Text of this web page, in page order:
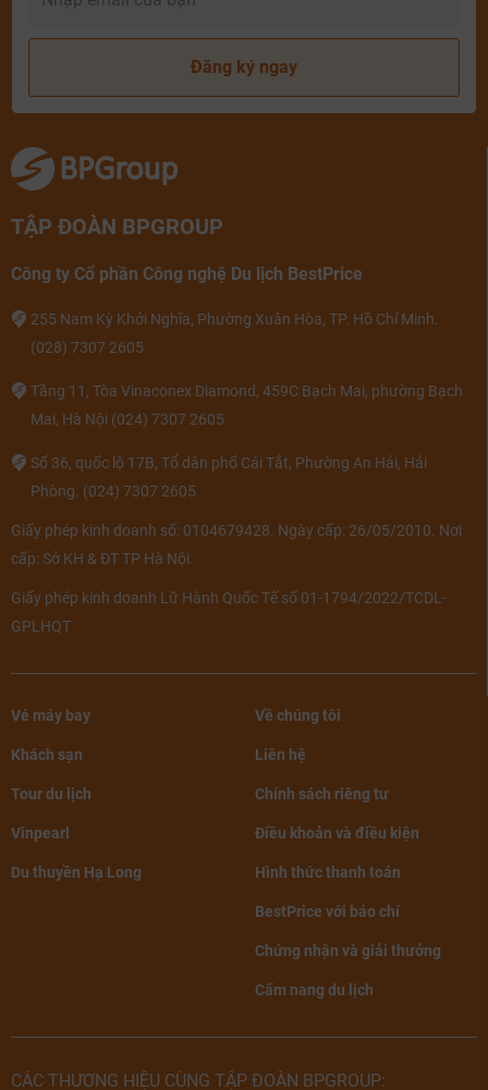
Đăng ký ngay
TẬP ĐOÀN BPGROUP
Công ty Cổ phần Công nghệ Du lịch BestPrice
255 Nam Kỳ Khởi Nghĩa, Phường Xuân Hòa, TP. Hồ Chí Minh.
(028) 7307 2605
Tầng 11, Tòa Vinaconex Diamond, 459C Bạch Mai, phường Bạch
Mai, Hà Nội (024) 7307 2605
Số 36, quốc lộ 17B, Tổ dân phố Cái Tắt, Phường An Hải, Hải
Phòng. (024) 7307 2605
Giấy phép kinh doanh số: 0104679428. Ngày cấp: 26/05/2010. Nơi
cấp: Sở KH & ĐT TP Hà Nội.
Giấy phép kinh doanh Lữ Hành Quốc Tế số 01-1794/2022/TCDL-
GPLHQT
Vé máy bay
Khách sạn
Tour du lịch
Vinpearl
Du thuyền Hạ Long
Về chúng tôi
Liên hệ
Chính sách riêng tư
Điều khoản và điều kiện
Hình thức thanh toán
BestPrice với báo chí
Chứng nhận và giải thưởng
Cẩm nang du lịch
CÁC THƯƠNG HIỆU CÙNG TẬP ĐOÀN BPGROUP: